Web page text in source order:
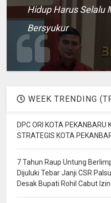
Hidup Harus Selalu
Bersyukur
WEEK TRENDING
DPC ORI KOTA PEKANBARU
STRATEGIS KOTA
7 Tahun Raup Untung
Dijuluki Tebar Janji CSR
Desak Bupati Rohil Cabut